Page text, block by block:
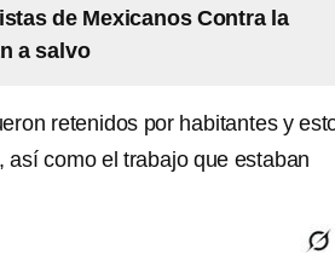
de Mexicanos Contra la
a salvo
retenidos por habitantes y
, así como el trabajo que estaban